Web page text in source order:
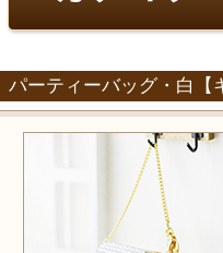
パーティーバッグ・白【